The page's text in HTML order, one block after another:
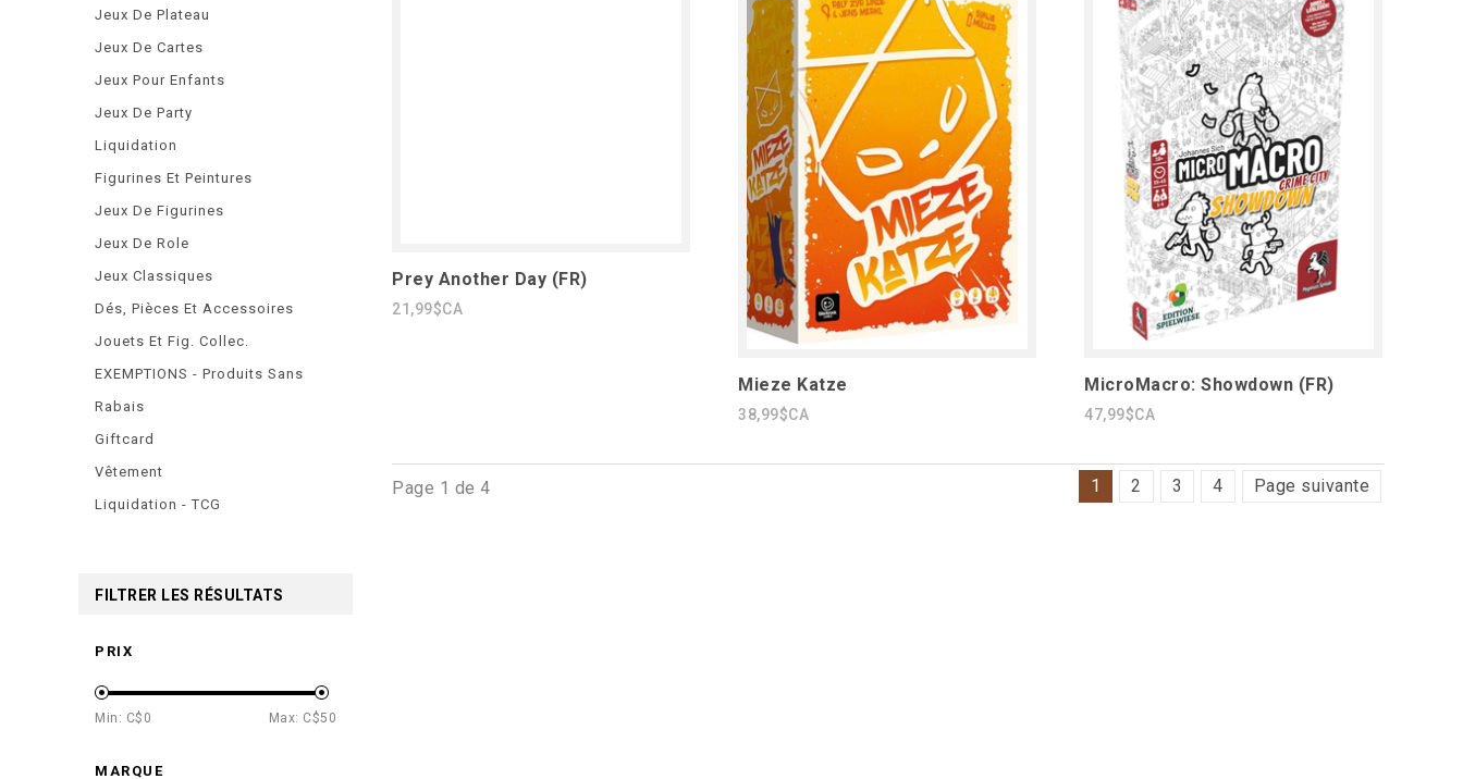
Prey Another Day (FR)
21,99$CA
Mieze Katze
38,99$CA
MicroMacro: Showdown (FR)
47,99$CA
Page 1 de 4 1 2 3 4 Page suivante
Jeux De Plateau
Jeux De Cartes
Jeux Pour Enfants
Jeux De Party
Liquidation
Figurines Et Peintures
Jeux De Figurines
Jeux De Role
Jeux Classiques
Dés, Pièces Et Accessoires
Jouets Et Fig. Collec.
EXEMPTIONS - Produits Sans
Rabais
Giftcard
Vêtement
Liquidation - TCG
FILTRER LES RÉSULTATS
PRIX
Min: C$ 0 Max: C$50
MARQUE